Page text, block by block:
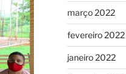
março 2022
fevereiro 2022
janeiro 2022